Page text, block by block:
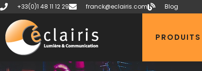
+33(0)1 48 11 12 29 franck@eclairis.com Blog
PRODUITS